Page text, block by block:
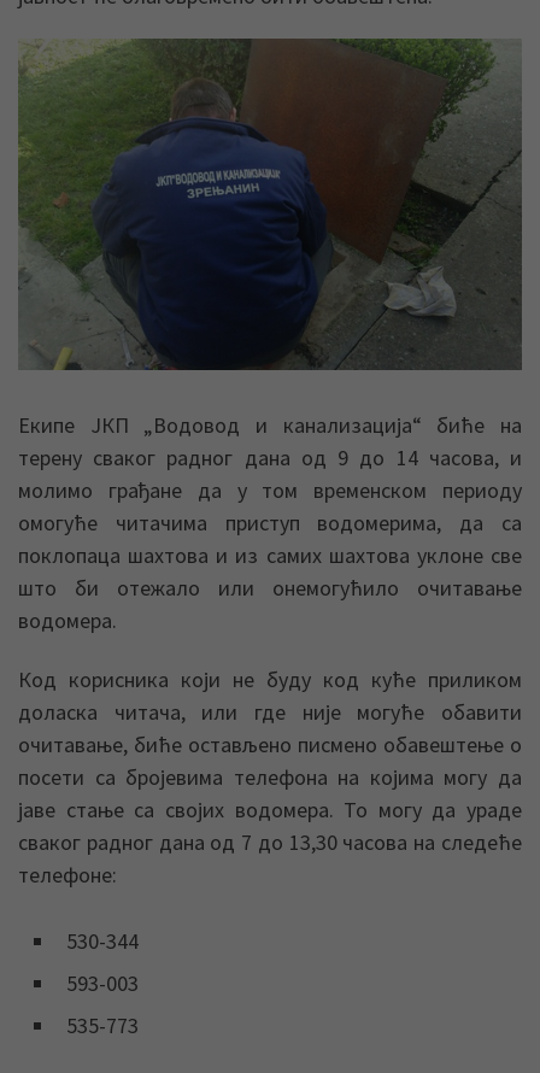
Екипе ЈКП „Водовод и канализација“ биће на
терену сваког радног дана од 9 до 14 часова, и
молимо грађане да у том временском периоду
омогуће читачима приступ водомерима, да са
поклопаца шахтова и из самих шахтова уклоне све
што би отежало или онемогућило очитавање
водомера.
Код корисника који не буду код куће приликом
доласка читача, или где није могуће обавити
очитавање, биће остављено писмено обавештење о
посети са бројевима телефона на којима могу да
јаве стање са својих водомера. То могу да ураде
сваког радног дана од 7 до 13,30 часова на следеће
телефоне:
530-344
593-003
535-773